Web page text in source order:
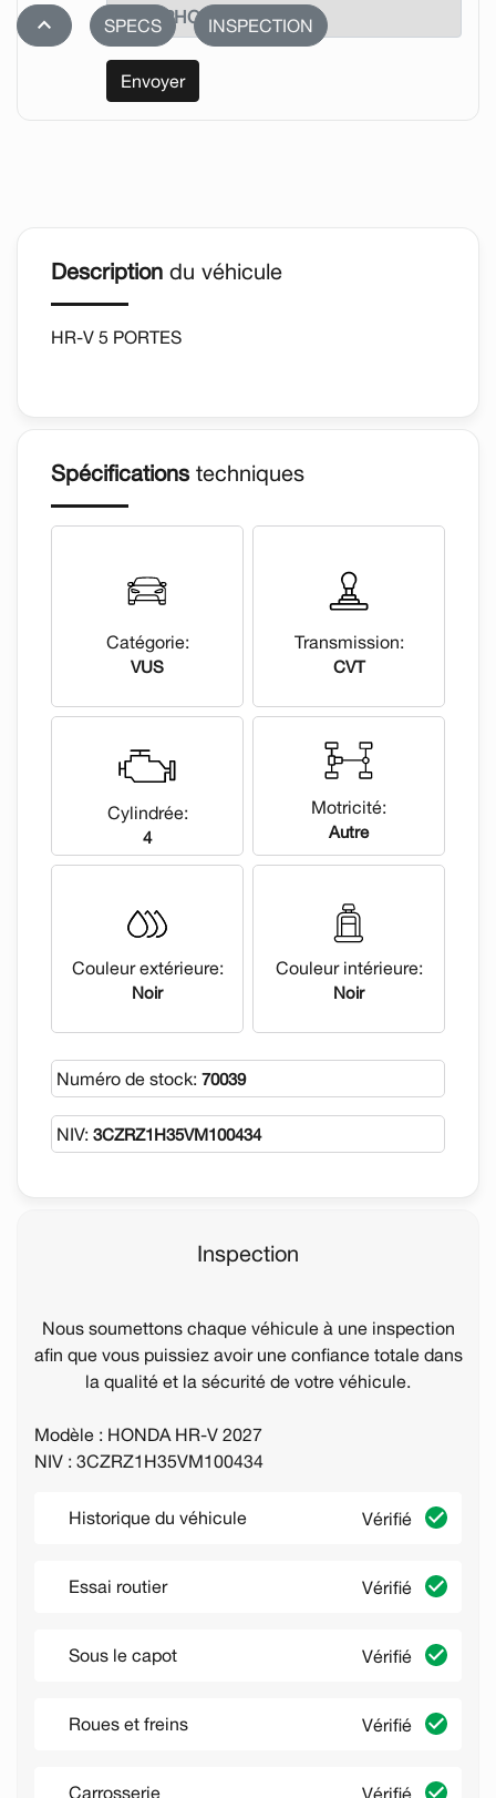
Envoyer
stat_1 SPECS INSPECTION
Description du véhicule
HR-V 5 PORTES
Spécificationstechniques
Catégorie:
VUS
Transmission:
CVT
Cylindrée:
4
Motricité:
Autre
Couleur extérieure:
Noir
Couleur intérieure:
Noir
Numéro de stock: 70039
NIV: 3CZRZ1H35VM100434
Inspection
Nous soumettons chaque véhicule à une inspection
afin que vous puissiez avoir une confiance totale dans
la qualité et la sécurité de votre véhicule.
Modèle : HONDA HR-V 2027
NIV : 3CZRZ1H35VM100434
Historique du véhicule Vérifié
Essai routier Vérifié
Sous le capot Vérifié
Roues et freins Vérifié
Carrosserie Vérifié